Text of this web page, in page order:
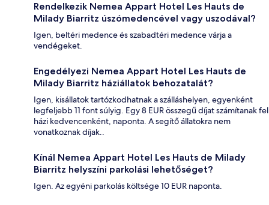
Rendelkezik Nemea Appart Hotel Les Hauts de
Milady Biarritz úszómedencével vagy uszodával?
Igen, beltéri medence és szabadtéri medence várja a
vendégeket.
Engedélyezi Nemea Appart Hotel Les Hauts de
Milady Biarritz háziállatok behozatalát?
Igen, kisállatok tartózkodhatnak a szálláshelyen, egyenként
legfeljebb 11 font súlyig. Egy 8 EUR összegű díjat számítanak fel
házi kedvencenként, naponta. A segítő állatokra nem
vonatkoznak díjak..
Kínál Nemea Appart Hotel Les Hauts de Milady
Biarritz helyszíni parkolási lehetőséget?
Igen. Az egyéni parkolás költsége 10 EUR naponta.